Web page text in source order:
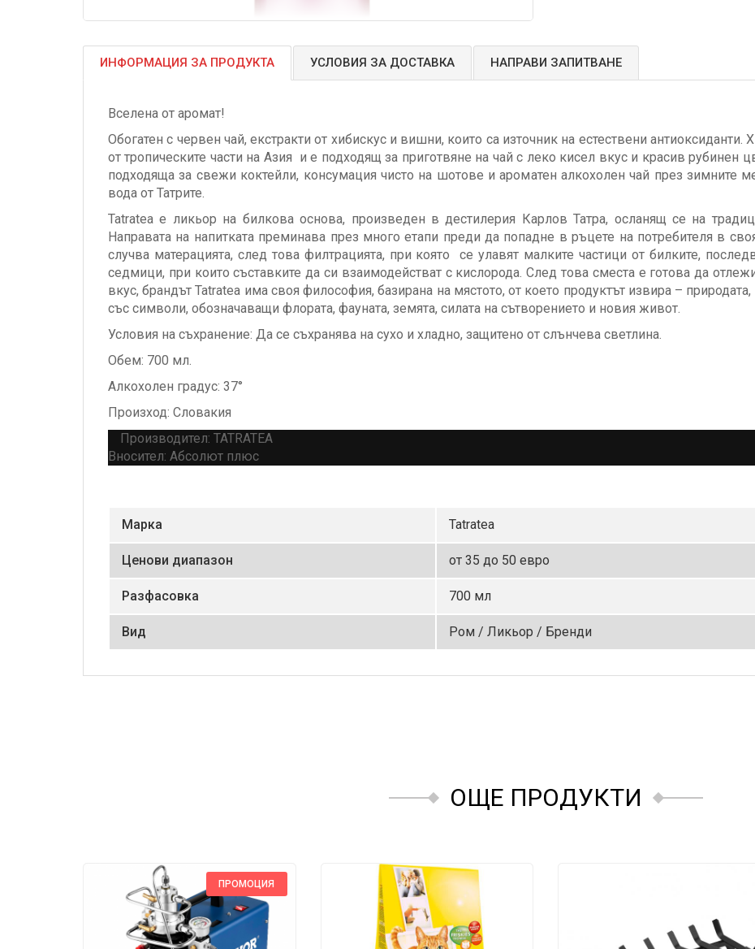
ИНФОРМАЦИЯ ЗА ПРОДУКТА УСЛОВИЯ ЗА ДОСТАВКА НАПРАВИ ЗАПИТВАНЕ
Вселена от аромат!
Обогатен с червен чай, екстракти от хибискус и вишни, които са източник на естествени
от тропическите части на Азия и е подходящ за приготвяне на чай с леко кисел вкус и красив рубинен
подходяща за свежи коктейли, консумация чисто на шотове и ароматен алкохолен чай през зимните
вода от Татрите.
Tatratea е ликьор на билкова основа, произведен в дестилерия Карлов Татра, осланящ се на
Направата на напитката преминава през много етапи преди да попадне в ръцете на потребителя в
случва матерацията, след това филтрацията, при която се улавят малките частици от билките,
седмици, при които съставките да си взаимодействат с кислорода. След това сместа е готова да
вкус, брандът Tatratea има своя философия, базирана на мястото, от което продуктът извира –
със символи, обозначаващи флората, фауната, земята, силата на сътворението и новия живот.
Условия на съхранение: Да се съхранява на сухо и хладно, защитено от слънчева светлина.
Обем: 700 мл.
Алкохолен градус: 37°
Произход: Словакия
Производител: TATRATEA
Вносител: Абсолют плюс
Маркa Tatratea
Ценови диапазон от 35 до 50 евро
Разфасовка 700 мл
Вид Ром / Ликьор / Бренди
ОЩЕ ПРОДУКТИ
ПРОМОЦИЯ